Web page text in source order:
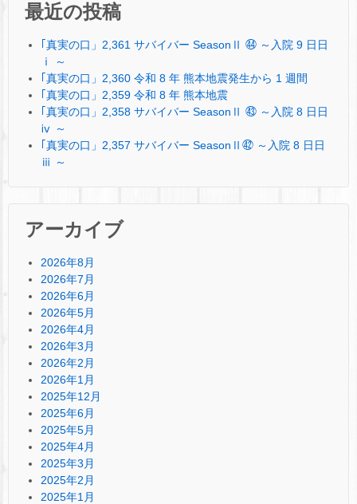
最近の投稿
｢真実の口」2,361 サバイバー SeasonⅡ ㊹ ～入院 9 日日
ⅰ ～
｢真実の口」2,360 令和 8 年 熊本地震発生から 1 週間
｢真実の口」2,359 令和 8 年 熊本地震
｢真実の口」2,358 サバイバー SeasonⅡ ㊸ ～入院 8 日日
ⅳ ～
｢真実の口」2,357 サバイバー SeasonⅡ㊷ ～入院 8 日日
ⅲ ～
アーカイブ
2026年8月
2026年7月
2026年6月
2026年5月
2026年4月
2026年3月
2026年2月
2026年1月
2025年12月
2025年6月
2025年5月
2025年4月
2025年3月
2025年2月
2025年1月